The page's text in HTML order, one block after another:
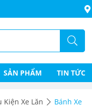
SẢN PHẨM TIN TỨC
Kiện Xe Lăn Bánh Xe